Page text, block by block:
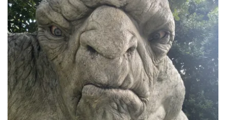
AMÉRIQUE CENTRALE
AMÉRIQUE DU SUD
TOUR DU MONDE 2020-2021
CONTACT